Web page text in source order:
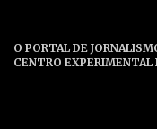
O PORTAL DE
CENTRO EXPERIMENTAL